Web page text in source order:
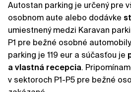
Autostan parking je určený pre
osobnom aute alebo dodávke
umiestnený medzi Karavan
P1 pre bežné osobné
parking je 119 eur a súčasťou je
a vlastná recepcia.
v sektoroch P1-P5 pre bežné